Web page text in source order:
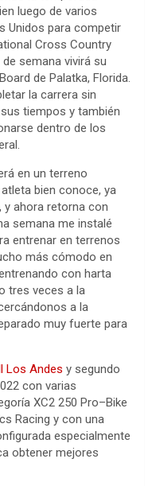
luego de varios
Unidos para competir
Cross Country
semana vivirá su
de Palatka, Florida.
la carrera sin
tiempos y también
dentro de los
en un terreno
bien conoce, ya
y ahora retorna con
semana me instalé
entrenar en terrenos
más cómodo en
con harta
tres veces a la
a la
muy fuerte para
Los Andes y segundo
con varias
XC2 250 Pro–Bike
Racing y con una
especialmente
obtener mejores